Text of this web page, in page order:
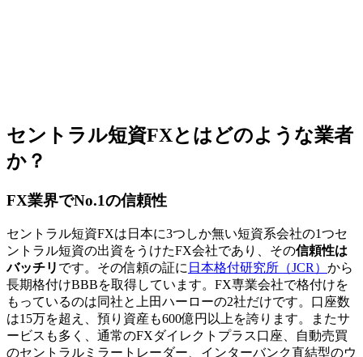
セントラル短資FXとはどのような業者
か？
FX業界でNo.1の信頼性
セントラル短資FXは日本に3つしか無い短資系会社の1つセ
ントラル短資の出資をうけたFX会社であり、その信頼性は
バッチリ です。その信頼の証に 日本格付研究所（JCR） から
長期格付けBBBを取得しています。FX専業会社で格付けを
もっているのは同社と上田ハーローの2社だけです。口座数
は15万を超え、預り資産も600億円以上を誇ります。またサ
ービスも多く、通常のFXダイレクトプラス口座、自動売買
のセントラルミラートレーダー、インターバンク直結型のウ